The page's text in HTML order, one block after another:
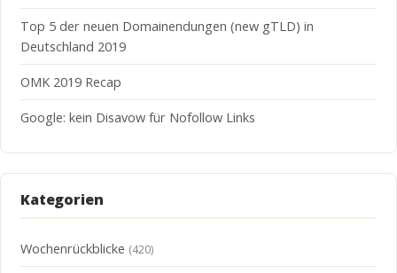
Top 5 der neuen Domainendungen (new gTLD) in
Deutschland 2019
OMK 2019 Recap
Google: kein Disavow für Nofollow Links
Kategorien
Wochenrückblicke (420)